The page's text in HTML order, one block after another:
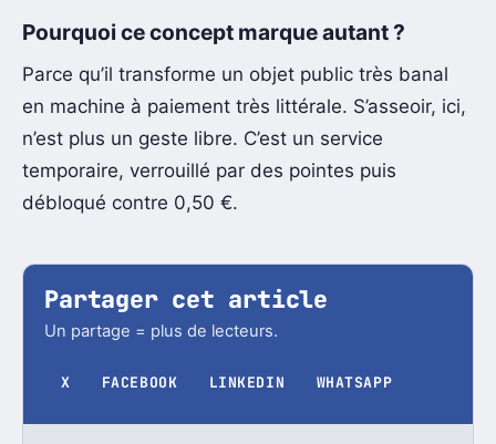
Pourquoi ce concept marque autant ?
Parce qu’il transforme un objet public très banal
en machine à paiement très littérale. S’asseoir, ici,
n’est plus un geste libre. C’est un service
temporaire, verrouillé par des pointes puis
débloqué contre 0,50 €.
Partager cet article
Un partage = plus de lecteurs.
X FACEBOOK LINKEDIN WHATSAPP